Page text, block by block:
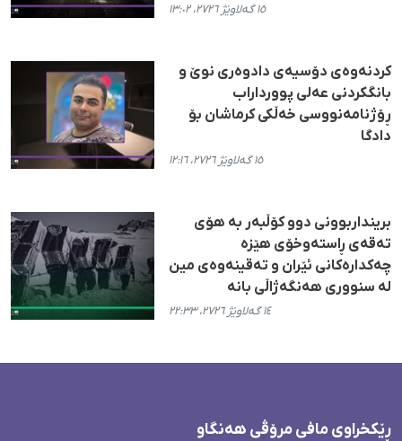
١٥ گەلاوێژ ٢٧٢٦، ١٣:٠٢
کردنەوەی دۆسیەی دادوەری نوێ و
بانگکردنی عەلی پوورداراب
ڕۆژنامەنووسی خەڵکی کرماشان بۆ
دادگا
١٥ گەلاوێژ ٢٧٢٦، ١٢:١٦
برینداربوونی دوو کۆڵبەر بە هۆی
تەقەی ڕاستەوخۆی هێزە
چەکدارەکانی ئێران و تەقینەوەی مین
لە سنووری هەنگەژاڵی بانە
١٤ گەلاوێژ ٢٧٢٦، ٢٢:٣٣
ڕێکخراوی مافی مرۆڤی هەنگاو